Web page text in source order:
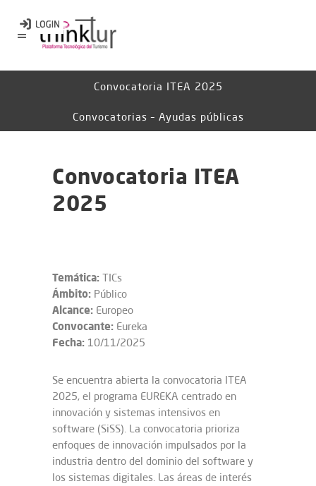
Convocatoria ITEA 2025
Convocatorias – Ayudas públicas
Convocatoria ITEA
2025
Temática: TICs
Ámbito: Público
Alcance: Europeo
Convocante: Eureka
Fecha: 10/11/2025
Se encuentra abierta la convocatoria ITEA
2025, el programa EUREKA centrado en
innovación y sistemas intensivos en
software (SiSS). La convocatoria prioriza
enfoques de innovación impulsados por la
industria dentro del dominio del software y
los sistemas digitales. Las áreas de interés